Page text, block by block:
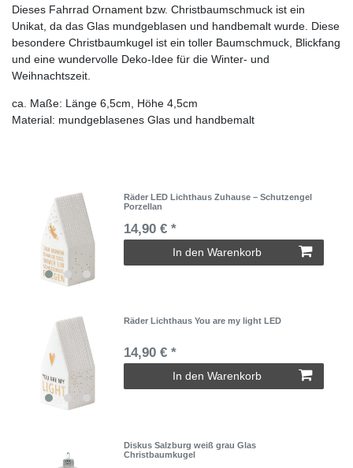
Dieses Fahrrad Ornament bzw. Christbaumschmuck ist ein
Unikat, da das Glas mundgeblasen und handbemalt wurde. Diese
besondere Christbaumkugel ist ein toller Baumschmuck, Blickfang
und eine wundervolle Deko-Idee für die Winter- und
Weihnachtszeit.
ca. Maße: Länge 6,5cm, Höhe 4,5cm
Material: mundgeblasenes Glas und handbemalt
Räder LED Lichthaus Zuhause – Schutzengel
Porzellan
14,90 € *
In den Warenkorb
Räder Lichthaus You are my light LED
14,90 € *
In den Warenkorb
Diskus Salzburg weiß grau Glas
Christbaumkugel